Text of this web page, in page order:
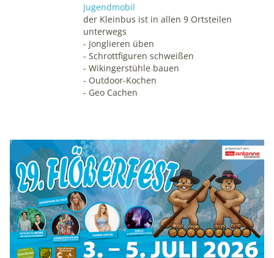
Jugendmobil
der Kleinbus ist in allen 9 Ortsteilen
unterwegs
- Jonglieren üben
- Schrottfiguren schweißen
- Wikingerstühle bauen
- Outdoor-Kochen
- Geo Cachen
Schlagzeilen